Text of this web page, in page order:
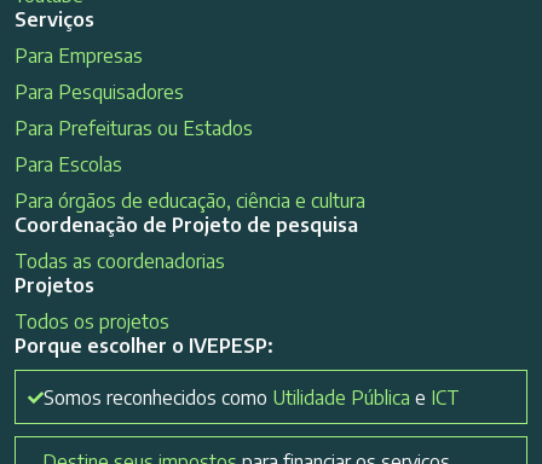
Serviços
Para Empresas
Para Pesquisadores
Para Prefeituras ou Estados
Para Escolas
Para órgãos de educação, ciência e cultura
Coordenação de Projeto de pesquisa
Todas as coordenadorias
Projetos
Todos os projetos
Porque escolher o IVEPESP:
Somos reconhecidos como Utilidade Pública e ICT